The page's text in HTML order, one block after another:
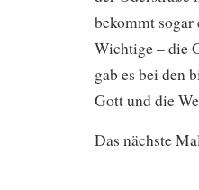
bekommt sogar
Wichtige – die
gab es bei den
Gott und die
Das nächste